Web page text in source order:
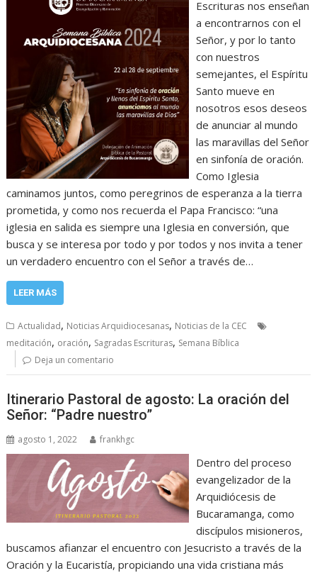
Escrituras nos enseñan
a encontrarnos con el
Señor, y por lo tanto
con nuestros
semejantes, el Espíritu
Santo mueve en
nosotros esos deseos
de anunciar al mundo
las maravillas del Señor
en sinfonía de oración.
Como Iglesia
caminamos juntos, como peregrinos de esperanza a la tierra
prometida, y como nos recuerda el Papa Francisco: “una
iglesia en salida es siempre una Iglesia en conversión, que
busca y se interesa por todo y por todos y nos invita a tener
un verdadero encuentro con el Señor a través de…
LEER MÁS
Actualidad, Noticias Arquidiocesanas, Noticias de la CEC
meditación, oración, Sagradas Escrituras, Semana Bíblica
Deja un comentario
Itinerario Pastoral de agosto: La oración del
Señor: “Padre nuestro”
agosto 1, 2022 frankhgc
Dentro del proceso
evangelizador de la
Arquidiócesis de
Bucaramanga, como
discípulos misioneros,
buscamos afianzar el encuentro con Jesucristo a través de la
Oración y la Eucaristía, propiciando una vida cristiana más